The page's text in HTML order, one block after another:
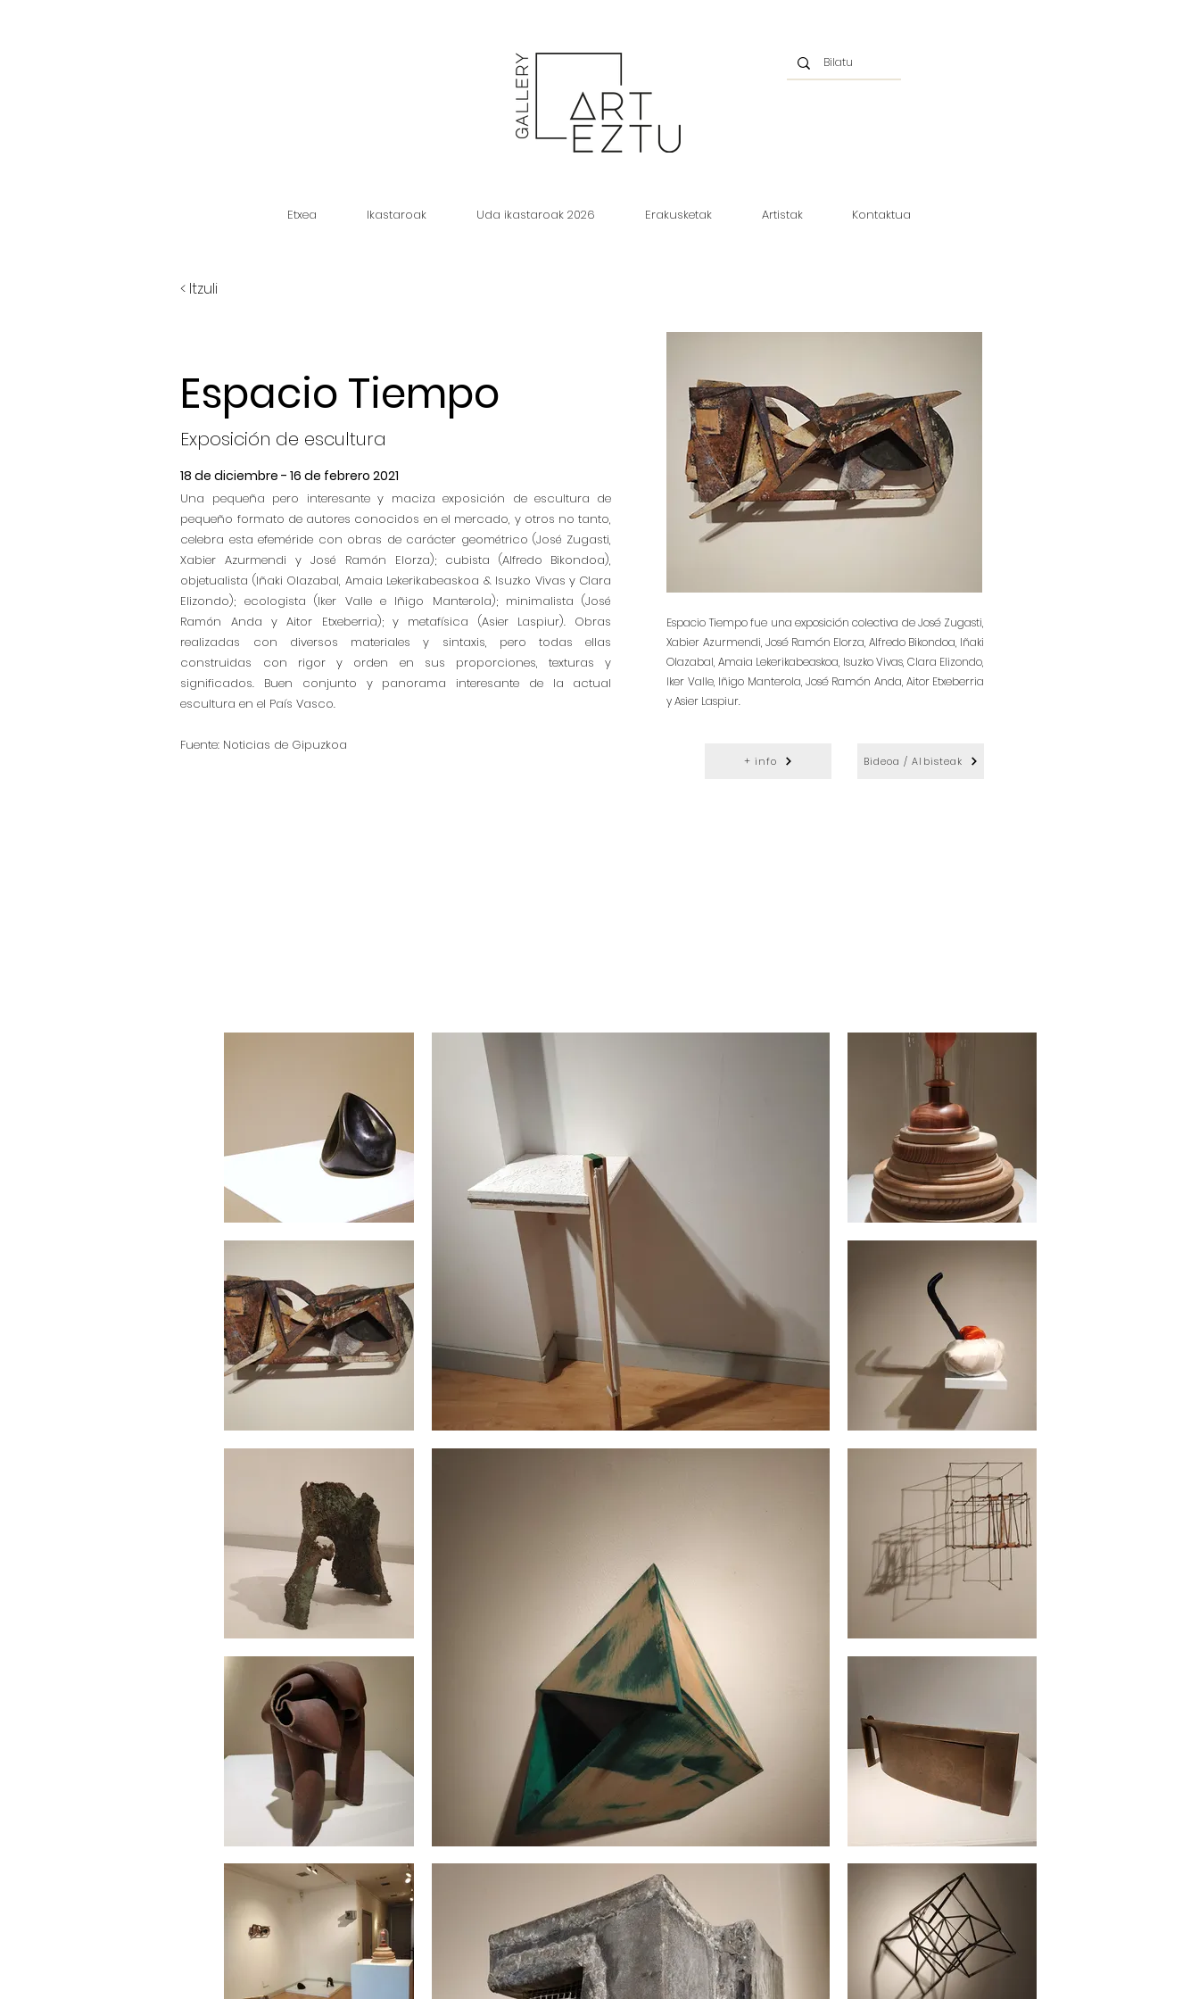
Etxea Ikastaroak Uda ikastaroak 2026 Erakusketak Artistak Kontaktua
< Itzuli
Espacio Tiempo
Exposición de escultura
18 de diciembre - 16 de febrero 2021
Una pequeña pero interesante y maciza exposición de escultura de
pequeño formato de autores conocidos en el mercado, y otros no tanto,
celebra esta efeméride con obras de carácter geométrico (José Zugasti,
Xabier Azurmendi y José Ramón Elorza); cubista (Alfredo Bikondoa),
objetualista (Iñaki Olazabal, Amaia Lekerikabeaskoa & Isuzko Vivas y Clara
Elizondo); ecologista (Iker Valle e Iñigo Manterola); minimalista (José
Ramón Anda y Aitor Etxeberria); y metafísica (Asier Laspiur). Obras
realizadas con diversos materiales y sintaxis, pero todas ellas
construidas con rigor y orden en sus proporciones, texturas y
significados. Buen conjunto y panorama interesante de la actual
escultura en el País Vasco.
Fuente: Noticias de Gipuzkoa
Espacio Tiempo fue una exposición colectiva de José Zugasti,
Xabier Azurmendi, José Ramón Elorza, Alfredo Bikondoa, Iñaki
Olazabal, Amaia Lekerikabeaskoa, Isuzko Vivas, Clara Elizondo,
Iker Valle, Iñigo Manterola, José Ramón Anda, Aitor Etxeberria
y Asier Laspiur.
+ info Bideoa / Albisteak